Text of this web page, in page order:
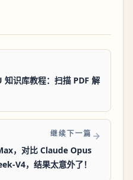
识库教程：扫描 PDF 解
继续下一篇
，对比 Claude Opus
V4，结果太意外了！